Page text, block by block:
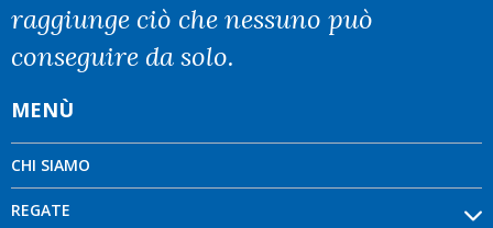
raggiunge ciò che nessuno può
conseguire da solo.
MENÙ
CHI SIAMO
REGATE